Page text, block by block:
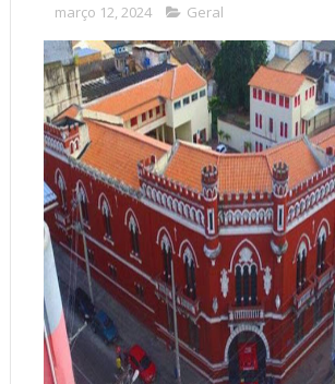
março 12, 2024 Geral